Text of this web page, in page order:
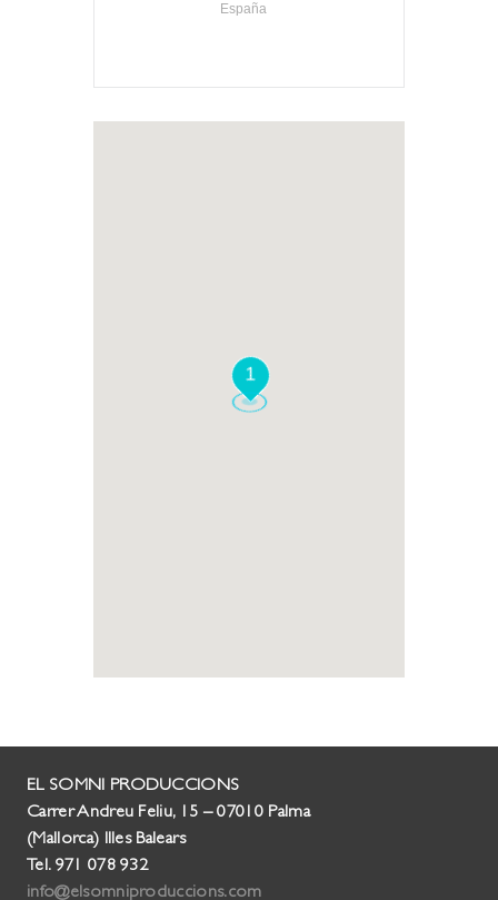
España
1
EL SOMNI PRODUCCIONS
Carrer Andreu Feliu, 15 – 07010 Palma
(Mallorca) Illes Balears
Tel. 971 078 932
info@elsomniproduccions.com